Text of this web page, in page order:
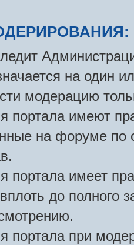
на один
модерацию
портала имеют
на форуме по
портала имеет
до полного
портала при